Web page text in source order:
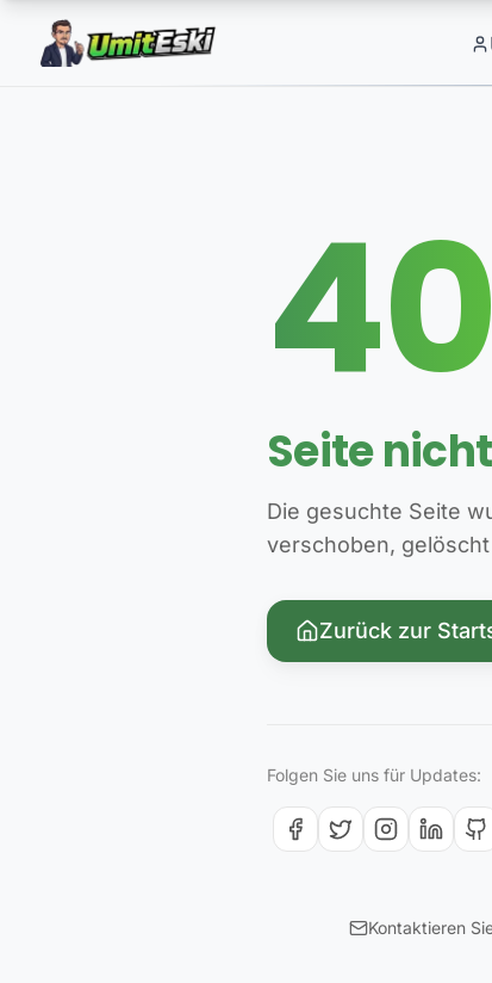
Seite
Die gesuchte Seite
verschoben,
Zurück zur
Folgen Sie uns für Updates:
Kontaktieren